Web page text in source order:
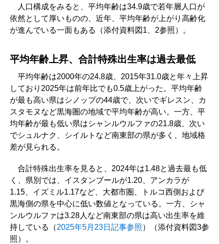
人口構成をみると、平均年齢は34.9歳で若年層人口が
依然として厚いものの、近年、平均年齢が上がり高齢化
が進んでいる一面もある（添付資料図1、2参照）。
平均年齢上昇、合計特殊出生率は過去最低
平均年齢は2000年の24.8歳、2015年31.0歳と年々上昇
しており2025年は前年比でも0.5歳上がった。平均年齢
が最も高い県はシノップの44歳で、次いでギレスン、カ
スタモヌなど黒海圏の地域で平均年齢が高い。一方、平
均年齢が最も低い県はシャンルウルファの21.8歳、次い
でシュルナク、シイルトなど南東部の県が多く、地域格
差が見られる。
合計特殊出生率を見ると、2024年は1.48と過去最も低
く、県別では、イスタンブールが1.20、アンカラが
1.15、イズミル1.17など、大都市圏、トルコ西側および
黒海側の県を中心に低い数値となっている。一方、シャ
ンルウルファは3.28人など南東部の県は高い出生率を維
持している（2025年5月23日記事参照）（添付資料図3参
照）。